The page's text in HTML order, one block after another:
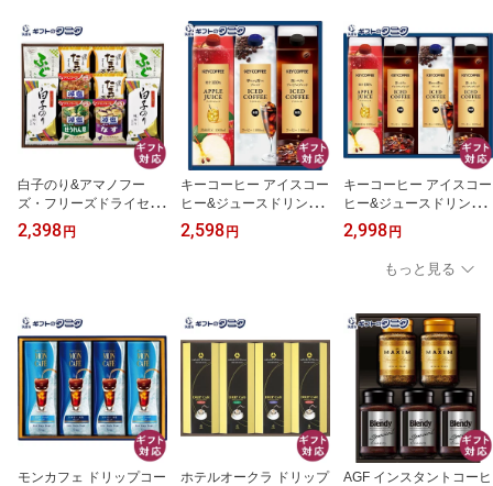
ラ 焼菓子 ギフト 内祝 御
祝 御礼 快気祝 御供 粗供
養 香典返し 彼岸 お中元
暑中お見舞い お歳暮 お
年賀 母の日 父の日 敬老
ョコラ ワッフル ギフト
内祝 御祝 御礼 快気祝 御
供 粗供養 香典返し お中
元 暑中お見舞い お歳暮
お年賀 母の日 父の日 敬
老の日
白子のり&アマノフー
ズ・フリーズドライセッ
ト HGU30 送料無料 海苔
おみそ汁 味噌汁 減塩 な
内祝 御祝 御礼 快気祝 御
供 粗供養 香典返し 彼岸
お中元 暑中お見舞い お
歳暮 お年賀 母 父 敬老の
2,398円
キーコーヒー アイスコー
ヒー&ジュースドリンク
ギフト LCJ-20A 送料無
料 プレミアム 深いコク
気祝 御供 粗供養 香典返
し 彼岸 お中元 暑中お見
舞い お歳暮 お年賀 母の
日 父の日 敬老の日
2,598円
キーコーヒー アイスコー
ヒー&ジュースドリンク
ギフト LCJ-25A 送料無
料 プレミアム 深いコク
華やかな香り ブレンド
無糖 アップルジュース
気祝 御供 粗供養 香典返
し 彼岸 お中元 暑中お見
舞い お歳暮 お年賀 母の
日 父の日 敬老の日
2,998円
もっと見る
モンカフェ ドリップコー
ホテルオークラ ドリップ
AGF インスタントコーヒ